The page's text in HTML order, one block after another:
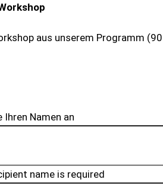
aus unserem Programm
Ihren Namen an
name is required